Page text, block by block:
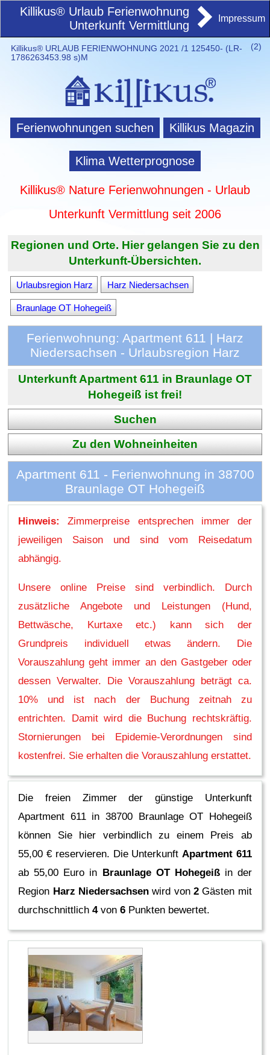
Killikus® Urlaub Ferienwohnung
Unterkunft Vermittlung
Impressum
(2)
Killikus® URLAUB FERIENWOHNUNG 2021 /1 125450- (LR-
1786263453.98 s)M
Ferienwohnungen suchen Killikus Magazin
Klima Wetterprognose
Killikus® Nature Ferienwohnungen - Urlaub
Unterkunft Vermittlung seit 2006
Regionen und Orte. Hier gelangen Sie zu den
Unterkunft-Übersichten.
Urlaubsregion Harz Harz Niedersachsen
Braunlage OT Hohegeiß
Ferienwohnung: Apartment 611 | Harz
Niedersachsen - Urlaubsregion Harz
Unterkunft Apartment 611 in Braunlage OT
Hohegeiß ist frei!
Suchen
Zu den Wohneinheiten
Apartment 611 - Ferienwohnung in 38700
Braunlage OT Hohegeiß
Hinweis:
Zimmerpreise entsprechen immer der
jeweiligen Saison und sind vom Reisedatum
abhängig.
Unsere online Preise sind verbindlich. Durch
zusätzliche Angebote und Leistungen (Hund,
Bettwäsche, Kurtaxe etc.) kann sich der
Grundpreis individuell etwas ändern. Die
Vorauszahlung geht immer an den Gastgeber oder
dessen Verwalter. Die Vorauszahlung beträgt ca.
10% und ist nach der Buchung zeitnah zu
entrichten. Damit wird die Buchung rechtskräftig.
Stornierungen bei Epidemie-Verordnungen sind
kostenfrei. Sie erhalten die Vorauszahlung erstattet.
Die freien Zimmer der günstige Unterkunft
Apartment 611 in 38700 Braunlage OT Hohegeiß
können Sie hier verbindlich zu einem Preis ab
55,00 € reservieren. Die Unterkunft Apartment 611
ab 55,00 Euro in Braunlage OT Hohegeißin der
Region Harz Niedersachsenwird von2 Gästen mit
durchschnittlich4von6 Punkten bewertet.